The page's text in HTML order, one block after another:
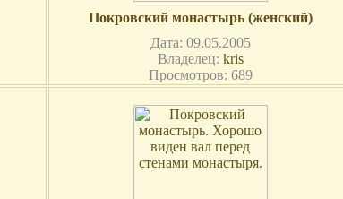
Покровский монастырь (женский)
Дата: 09.05.2005
Владелец: kris
Просмотров: 689